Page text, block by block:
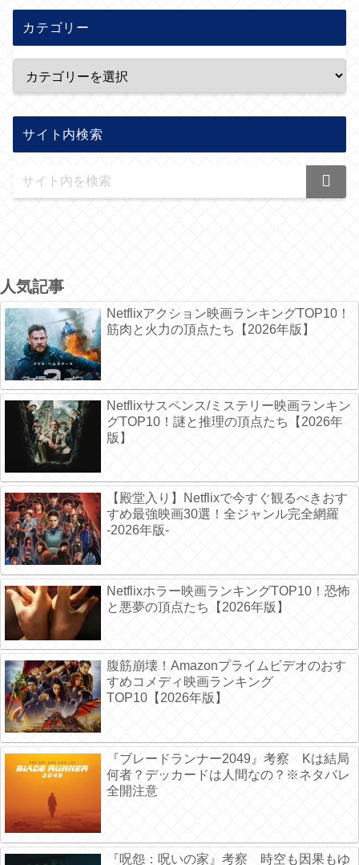
カテゴリー
サイト内検索
人気記事
Netflixアクション映画ランキングTOP10！
筋肉と火力の頂点たち【2026年版】
Netflixサスペンス/ミステリー映画ランキン
グTOP10！謎と推理の頂点たち【2026年
版】
【殿堂入り】Netflixで今すぐ観るべきおす
すめ最強映画30選！全ジャンル完全網羅
-2026年版-
Netflixホラー映画ランキングTOP10！恐怖
と悪夢の頂点たち【2026年版】
腹筋崩壊！Amazonプライムビデオのおす
すめコメディ映画ランキング
TOP10【2026年版】
『ブレードランナー2049』考察 Kは結局
何者？デッカードは人間なの？※ネタバレ
全開注意
『呪怨：呪いの家』考察 時空も因果もゆ